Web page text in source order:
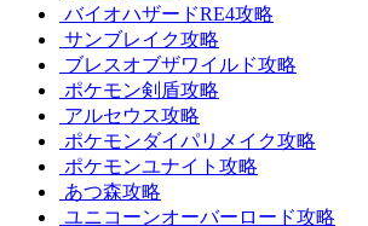
バイオハザードRE4攻略
サンブレイク攻略
ブレスオブザワイルド攻略
ポケモン剣盾攻略
アルセウス攻略
ポケモンダイパリメイク攻略
ポケモンユナイト攻略
あつ森攻略
ユニコーンオーバーロード攻略